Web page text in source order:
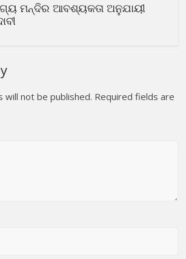
ମନ୍ଦିର ଆବଶ୍ୟକତା ଅନୁଯାୟୀ
will not be published. Required fields are